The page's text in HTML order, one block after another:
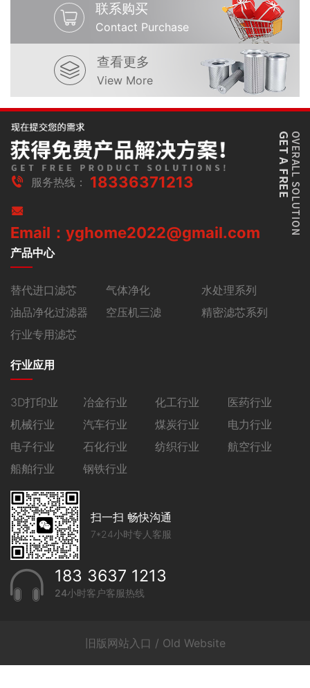
联系购买
Contact Purchase
查看更多
View More
服务热线： 18336371213
Email：yghome2022@gmail.com
产品中心
替代进口滤芯 气体净化
水处理系列
油品净化过滤器
空压机三滤
精密滤芯系列
行业专用滤芯
行业应用
3D打印业 冶金行业 化工行业
医药行业
机械行业
汽车行业 煤炭行业
电力行业
电子行业
石化行业 纺织行业
航空行业
船舶行业
钢铁行业
扫一扫 畅快沟通
7*24小时专人客服
183 3637 1213
24小时客户客服热线
旧版网站入口 / Old Website